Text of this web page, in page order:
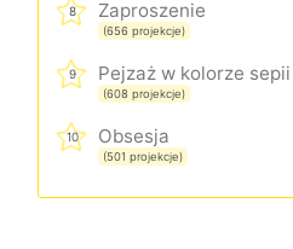
8 Zaproszenie
(656 projekcje)
9 Pejzaż w kolorze sepii
(608 projekcje)
10 Obsesja
(501 projekcje)